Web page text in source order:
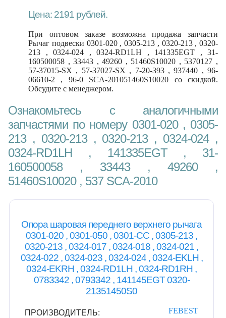
Цена: 2191 рублей.
При оптовом заказе возможна продажа запчасти
Рычаг подвески 0301-020 , 0305-213 , 0320-213 , 0320-
213 , 0324-024 , 0324-RD1LH , 141335EGT , 31-
160500058 , 33443 , 49260 , 51460S10020 , 5370127 ,
57-37015-SX , 57-37027-SX , 7-20-393 , 937440 , 96-
06610-2 , 96-0 SCA-201051460S10020 со скидкой.
Обсудите с менеджером.
Ознакомьтесь с аналогичными
запчастями по номеру 0301-020 , 0305-
213 , 0320-213 , 0320-213 , 0324-024 ,
0324-RD1LH , 141335EGT , 31-
160500058 , 33443 , 49260 ,
51460S10020 , 537 SCA-2010
Опора шаровая переднего верхнего рычага
0301-020 , 0301-050 , 0301-CC , 0305-213 ,
0320-213 , 0324-017 , 0324-018 , 0324-021 ,
0324-022 , 0324-023 , 0324-024 , 0324-EKLH ,
0324-EKRH , 0324-RD1LH , 0324-RD1RH ,
0783342 , 0793342 , 141145EGT 0320-
21351450S0
ПРОИЗВОДИТЕЛЬ:
FEBEST